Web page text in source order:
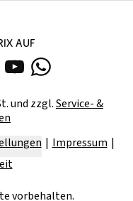
AUF
und zzgl.Service- &
Impressum
vorbehalten.